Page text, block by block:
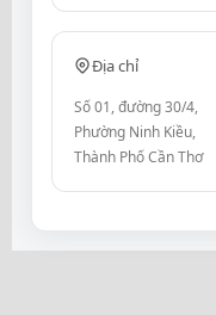
Địa chỉ
Số 01, đường 30/4,
Phường Ninh Kiều,
Thành Phố Cần Thơ